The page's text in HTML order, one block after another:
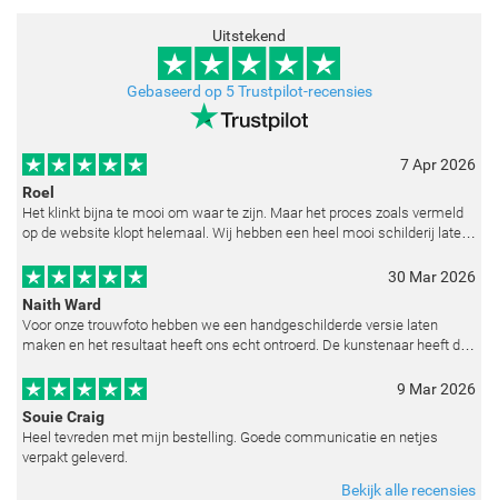
Uitstekend
Gebaseerd op 5 Trustpilot-recensies
7 Apr 2026
Roel
Het klinkt bijna te mooi om waar te zijn. Maar het proces zoals vermeld
op de website klopt helemaal. Wij hebben een heel mooi schilderij laten
30 Mar 2026
Naith Ward
Voor onze trouwfoto hebben we een handgeschilderde versie laten
maken en het resultaat heeft ons echt ontroerd. De kunstenaar heeft de
9 Mar 2026
Souie Craig
Heel tevreden met mijn bestelling. Goede communicatie en netjes
verpakt geleverd.
Bekijk alle recensies